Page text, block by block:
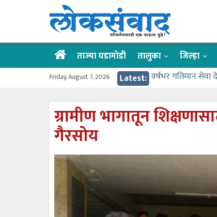
लोकसंवाद
ताज्या
घडामोडी
ताज्या घडामोडी तालुका जिल्हा
Friday, August 7, 2026 Latest: वर्षभर गतिमान
आत्मामालिक गुरूकूलाचे
ईच्छा आणि
ग्रामीण भागातून
गैरसोय